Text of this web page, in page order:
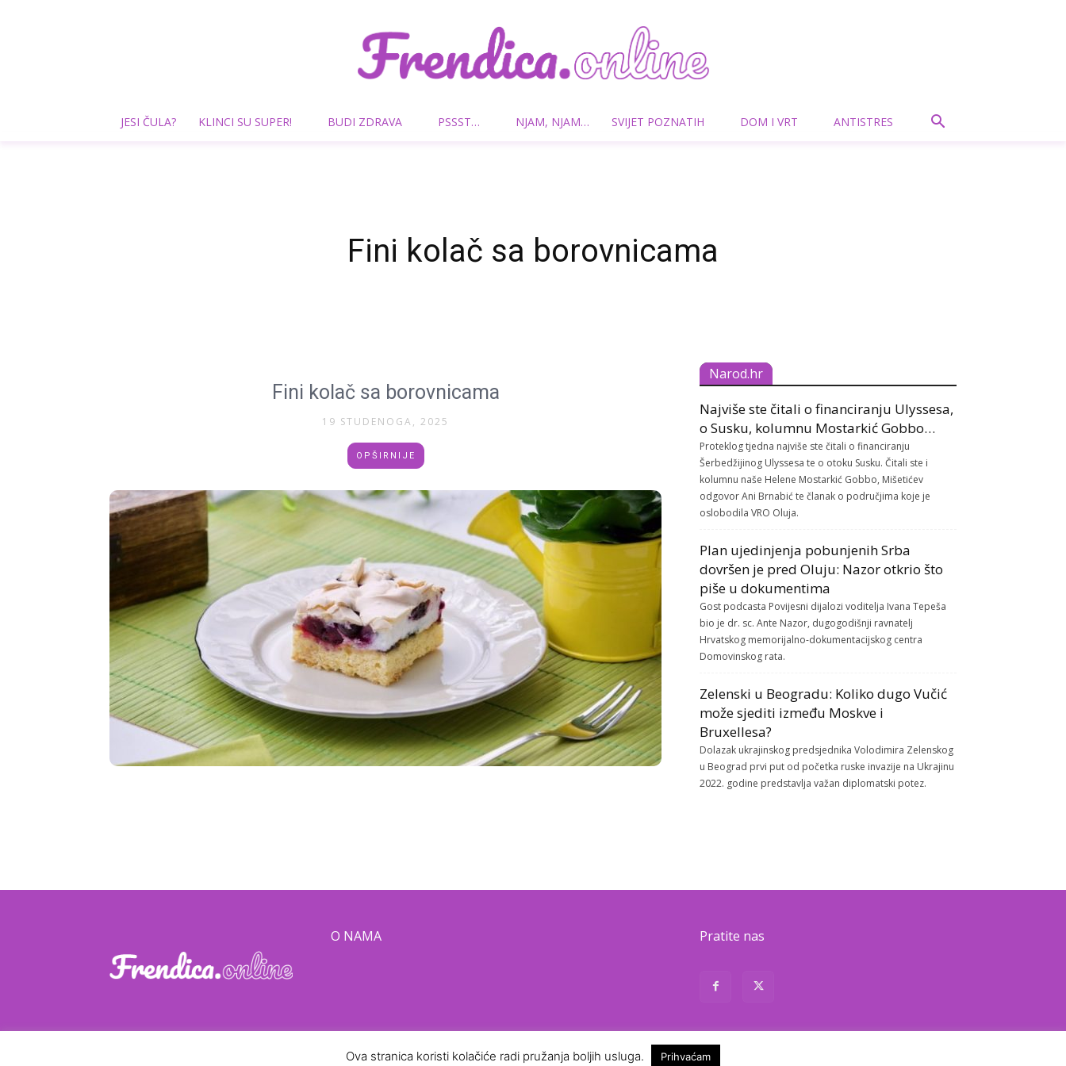
Frendica.online
JESI ČULA? KLINCI SU SUPER! BUDI ZDRAVA PSSST… NJAM, NJAM… SVIJET POZNATIH DOM I VRT ANTISTRES
Fini kolač sa borovnicama
Fini kolač sa borovnicama
19 STUDENOGA, 2025
OPŠIRNIJE
Narod.hr
Najviše ste čitali o financiranju Ulyssesa,
o Susku, kolumnu Mostarkić Gobbo…
Proteklog tjedna najviše ste čitali o financiranju
Šerbedžijinog Ulyssesa te o otoku Susku. Čitali ste i
kolumnu naše Helene Mostarkić Gobbo, Mišetićev
odgovor Ani Brnabić te članak o područjima koje je
oslobodila VRO Oluja.
Plan ujedinjenja pobunjenih Srba
dovršen je pred Oluju: Nazor otkrio što
piše u dokumentima
Gost podcasta Povijesni dijalozi voditelja Ivana Tepeša
bio je dr. sc. Ante Nazor, dugogodišnji ravnatelj
Hrvatskog memorijalno-dokumentacijskog centra
Domovinskog rata.
Zelenski u Beogradu: Koliko dugo Vučić
može sjediti između Moskve i
Bruxellesa?
Dolazak ukrajinskog predsjednika Volodimira Zelenskog
u Beograd prvi put od početka ruske invazije na Ukrajinu
2022. godine predstavlja važan diplomatski potez.
O NAMA Pratite nas
Ova stranica koristi kolačiće radi pružanja boljih usluga. Prihvaćam